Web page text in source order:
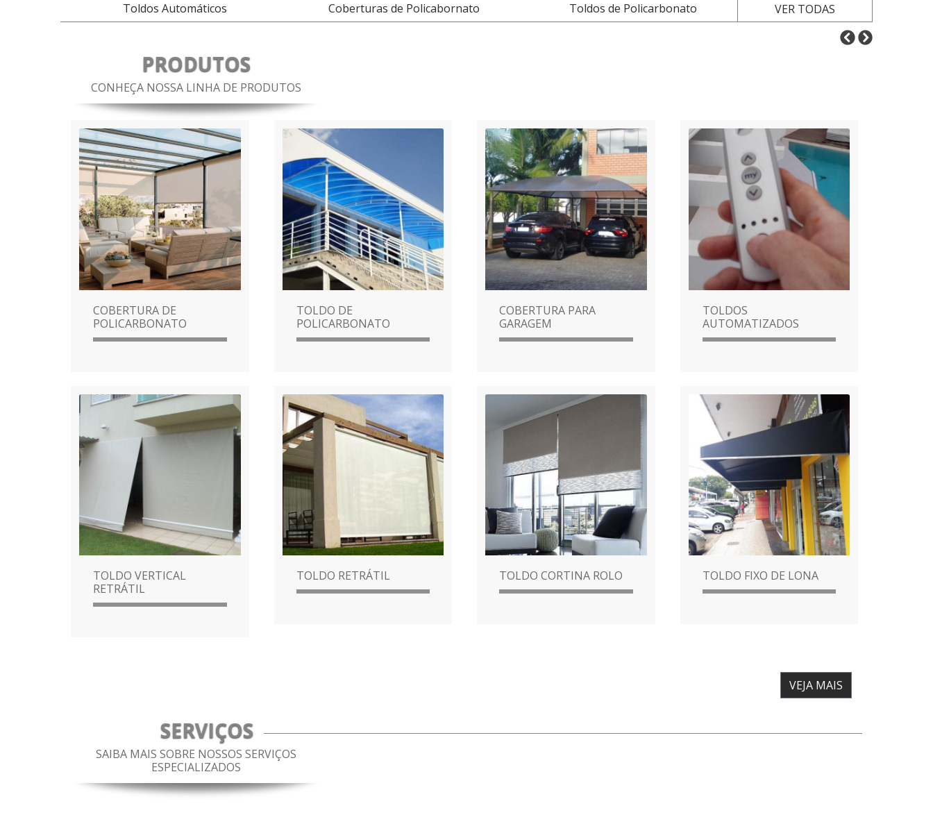
Toldos Automáticos Coberturas de Policabornato Toldos de Policarbonato Toldo Vertical Retrátil
VER TODAS
PRODUTOS
CONHEÇA NOSSA LINHA DE PRODUTOS
COBERTURA DE
POLICARBONATO
TOLDO DE
POLICARBONATO
COBERTURA PARA
GARAGEM
TOLDOS
AUTOMATIZADOS
TOLDO VERTICAL
RETRÁTIL
TOLDO RETRÁTIL TOLDO CORTINA ROLO TOLDO FIXO DE LONA
VEJA MAIS
SERVIÇOS
SAIBA MAIS SOBRE NOSSOS SERVIÇOS
ESPECIALIZADOS